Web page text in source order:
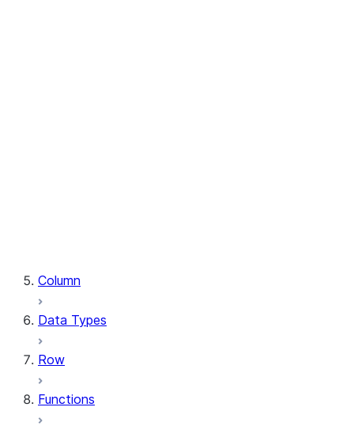
Column
Data Types
Row
Functions